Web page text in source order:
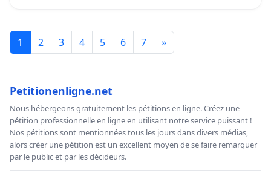
1 2 3 4 5 6 7 »
Petitionenligne.net
Nous hébergeons gratuitement les pétitions en ligne. Créez une
pétition professionnelle en ligne en utilisant notre service puissant !
Nos pétitions sont mentionnées tous les jours dans divers médias,
alors créer une pétition est un excellent moyen de se faire remarquer
par le public et par les décideurs.